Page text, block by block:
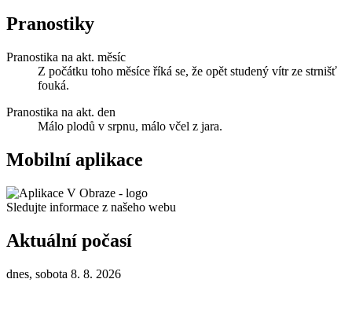
Pranostiky
Pranostika na akt. měsíc
Z počátku toho měsíce říká se, že opět studený vítr ze strnišť
fouká.
Pranostika na akt. den
Málo plodů v srpnu, málo včel z jara.
Mobilní aplikace
Sledujte informace z našeho webu
Aktuální počasí
dnes, sobota 8. 8. 2026